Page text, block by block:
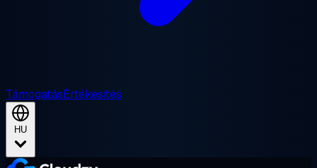
TámogatásÉrtékesítés
HU